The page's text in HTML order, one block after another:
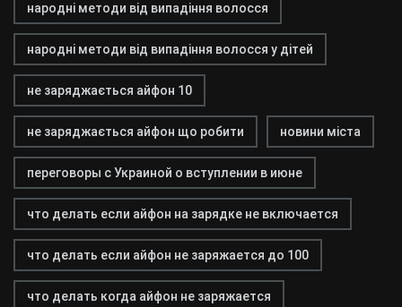
народні методи від випадіння волосся
народні методи від випадіння волосся у дітей
не заряджається айфон 10
не заряджається айфон що робити новини міста
переговоры с Украиной о вступлении в июне
что делать если айфон на зарядке не включается
что делать если айфон не заряжается до 100
что делать когда айфон не заряжается